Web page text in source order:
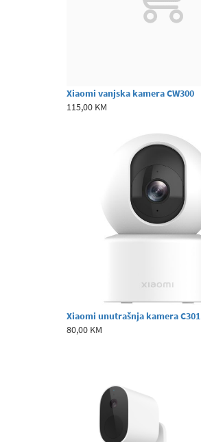
Xiaomi vanjska kamera CW300
115,00 KM
Xiaomi unutrašnja kamera C301
80,00 KM